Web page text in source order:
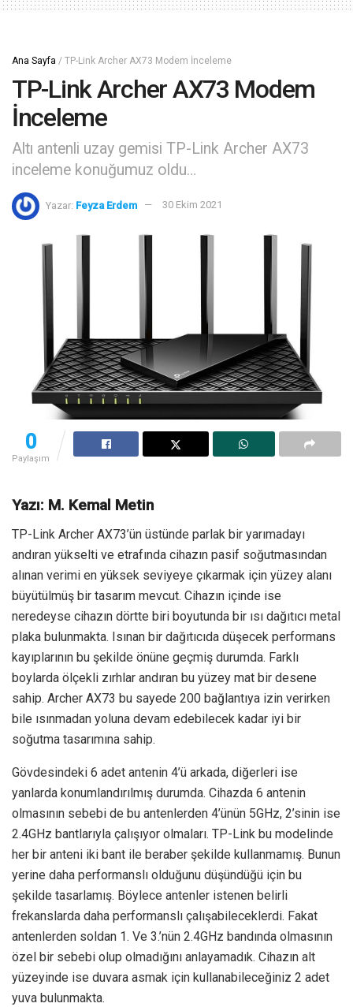
Ana Sayfa / TP-Link Archer AX73 Modem İnceleme
TP-Link Archer AX73 Modem
İnceleme
Altı antenli uzay gemisi TP-Link Archer AX73
inceleme konuğumuz oldu…
Yazar: Feyza Erdem 30 Ekim 2021
0
Paylaşım
Yazı: M. Kemal Metin
TP-Link Archer AX73’ün üstünde parlak bir yarımadayı
andıran yükselti ve etrafında cihazın pasif soğutmasından
alınan verimi en yüksek seviyeye çıkarmak için yüzey alanı
büyütülmüş bir tasarım mevcut. Cihazın içinde ise
neredeyse cihazın dörtte biri boyutunda bir ısı dağıtıcı metal
plaka bulunmakta. Isınan bir dağıtıcıda düşecek performans
kayıplarının bu şekilde önüne geçmiş durumda. Farklı
boylarda ölçekli zırhlar andıran bu yüzey mat bir desene
sahip. Archer AX73 bu sayede 200 bağlantıya izin verirken
bile ısınmadan yoluna devam edebilecek kadar iyi bir
soğutma tasarımına sahip.
Gövdesindeki 6 adet antenin 4’ü arkada, diğerleri ise
yanlarda konumlandırılmış durumda. Cihazda 6 antenin
olmasının sebebi de bu antenlerden 4’ünün 5GHz, 2’sinin ise
2.4GHz bantlarıyla çalışıyor olmaları. TP-Link bu modelinde
her bir anteni iki bant ile beraber şekilde kullanmamış. Bunun
yerine daha performanslı olduğunu düşündüğü için bu
şekilde tasarlamış. Böylece antenler istenen belirli
frekanslarda daha performanslı çalışabileceklerdi. Fakat
antenlerden soldan 1. Ve 3.’nün 2.4GHz bandında olmasının
özel bir sebebi olup olmadığını anlayamadık. Cihazın alt
yüzeyinde ise duvara asmak için kullanabileceğiniz 2 adet
yuva bulunmakta.